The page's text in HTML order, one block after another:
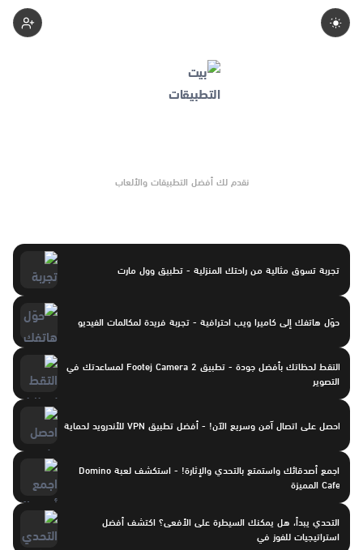
نقدم لك أفضل التطبيقات والألعاب
تجربة تسوق مثالية من راحتك المنزلية - تطبيق وول مارت
حوّل هاتفك إلى كاميرا ويب احترافية - تجربة فريدة لمكالمات الفيديو
التقط لحظاتك بأفضل جودة - تطبيق Footej Camera 2 لمساعدتك في
التصوير
احصل على اتصال آمن وسريع الآن! - أفضل تطبيق VPN للأندرويد لحماية
اجمع أصدقائك واستمتع بالتحدي والإثارة! - استكشف لعبة Domino
Cafe المميزة
التحدي يبدأ، هل يمكنك السيطرة على الأفعى؟ اكتشف أفضل
استراتيجيات للفوز في